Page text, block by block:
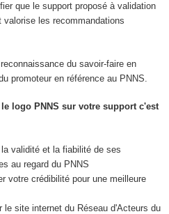
que le support proposé à validation
les recommandations
du savoir-faire en
promoteur en référence au PNNS.
logo PNNS sur votre support c'est
validité et la fiabilité de ses
au regard du PNNS
votre crédibilité pour une meilleure
site internet du Réseau d'Acteurs du